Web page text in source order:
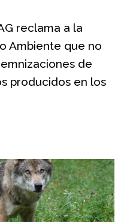
reclama a la
Ambiente que no
de
producidos en los